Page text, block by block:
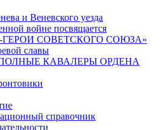
и Веневского уезда
войне посвящается
СОВЕТСКОГО СОЮЗА»
славы
КАВАЛЕРЫ ОРДЕНА
справочник